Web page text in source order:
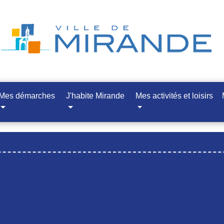
Mes démarches J'habite Mirande Mes activités et loisirs